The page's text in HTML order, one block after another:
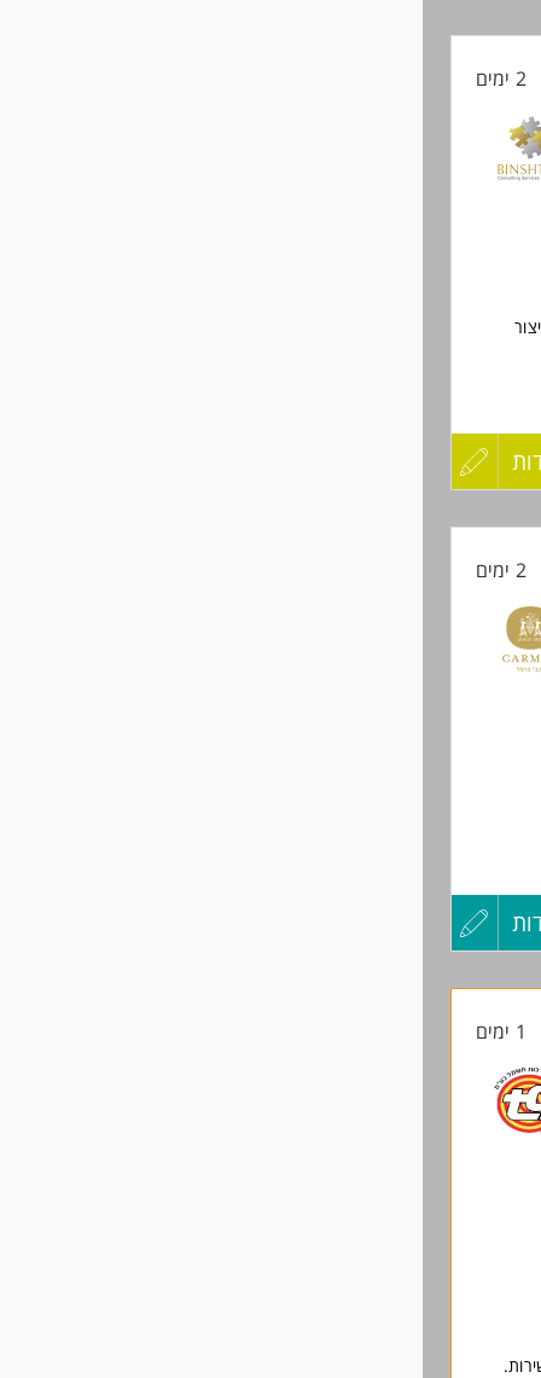
2 ימים
עדכון
2 ימים
עדכון
1 ימים